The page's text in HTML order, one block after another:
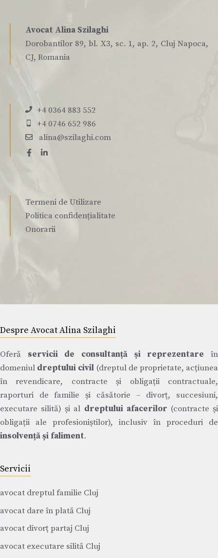
Avocat Alina Szilaghi
Dorobantilor 89, bl. X3, sc. 1, ap. 2, Cluj Napoca,
CJ, Romania
+4 0364 883 552
+4 0746 652 986
alina@szilaghi.com
Termeni de Utilizare
Politica confidențialitate
Onorarii
Despre Avocat Alina Szilaghi
Oferă servicii de consultanță și reprezentare în
domeniul dreptului civil (dreptul de proprietate, acțiunea
în revendicare, contracte și obligații contractuale,
raporturi de familie și căsătorie – divorț, succesiuni,
executare silită) și al dreptului afacerilor (contracte și
obligații ale profesioniștilor), inclusiv în proceduri de
insolvență și faliment.
Servicii
avocat dreptul familie Cluj
avocat dare în plată Cluj
avocat divorț partaj Cluj
avocat executare silită Cluj